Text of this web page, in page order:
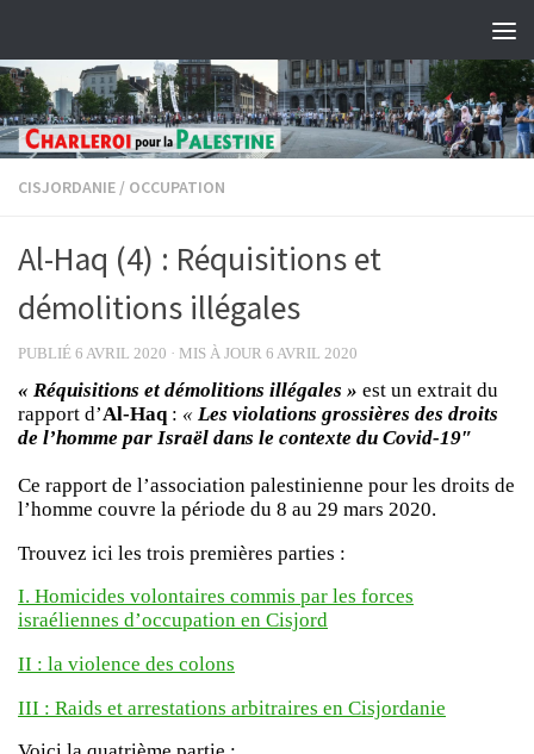
CISJORDANIE / OCCUPATION
Al-Haq (4) : Réquisitions et
démolitions illégales
PUBLIÉ 6 AVRIL 2020 · MIS À JOUR 6 AVRIL 2020
« Réquisitions et démolitions illégales » est un extrait du
rapport d’Al-Haq : « Les violations grossières des droits
de l’homme par Israël dans le contexte du Covid-19″
Ce rapport de l’association palestinienne pour les droits de
l’homme couvre la période du 8 au 29 mars 2020.
Trouvez ici les trois premières parties :
I. Homicides volontaires commis par les forces
israéliennes d’occupation en Cisjord
II : la violence des colons
III : Raids et arrestations arbitraires en Cisjordanie